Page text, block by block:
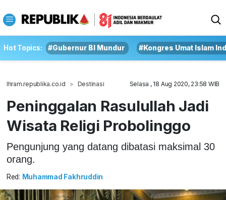
Hot Topics: #Gubernur BI Mundur #Kongres Umat Islam
Ihram.republika.co.id Destinasi Selasa , 18 Aug 2020, 23:58 WIB
Peninggalan Rasulullah Jadi
Wisata Religi Probolinggo
Pengunjung yang datang dibatasi maksimal 30
orang.
Red: Muhammad Fakhruddin